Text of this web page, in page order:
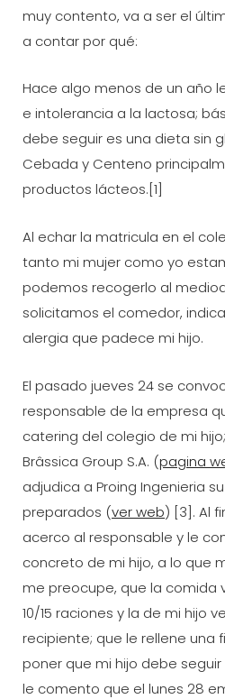
muy contento, va a ser el
a contar por qué:
Hace algo menos de un año
e intolerancia a la lactosa;
debe seguir es una dieta sin
Cebada y Centeno
productos lácteos.[1]
Al echar la matricula en el
tanto mi mujer como yo
podemos recogerlo al
solicitamos el comedor,
alergia que padece mi hijo.
El pasado jueves 24 se
responsable de la empresa
catering del colegio de mi
Brâssica Group S.A. (pagina
adjudica a Proing Ingenieria
preparados (ver web) [3]. Al
acerco al responsable y le
concreto de mi hijo, a lo que
me preocupe, que la comida
10/15 raciones y la de mi hijo
recipiente; que le rellene una
poner que mi hijo debe seguir
le comento que el lunes 28